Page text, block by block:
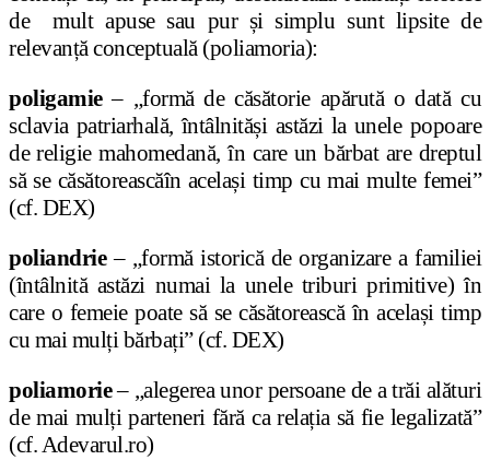
de mult apuse sau pur și simplu sunt lipsite de
relevanțăconceptuală(poliamoria):
poligamie–„formăde căsătorie apărutăo datăcu
sclavia patriarhală,întâlnităși astăzi la unele popoare
de religie mahomedană,în care un bărbat are dreptul
săse căsătoreascăîn același timp cu mai multe femei”
(cf. DEX)
poliandrie–„formăistoricăde organizare a familiei
(întâlnităastăzi numai la unele triburi primitive)în
care o femeie poate săse căsătoreascăîn același timp
cu mai mulți bărbați”(cf. DEX)
poliamorie– „alegerea unor persoane de a trăi alături
de mai mulți parteneri fărăca relația săfie legalizată”
(cf. Adevarul.ro)